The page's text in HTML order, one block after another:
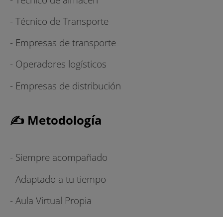
- Técnico de Transporte
- Empresas de transporte
- Operadores logísticos
- Empresas de distribución
✍ Metodología
- Siempre acompañado
- Adaptado a tu tiempo
- Aula Virtual Propia